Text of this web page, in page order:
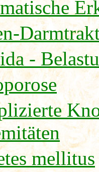
-
mellitus